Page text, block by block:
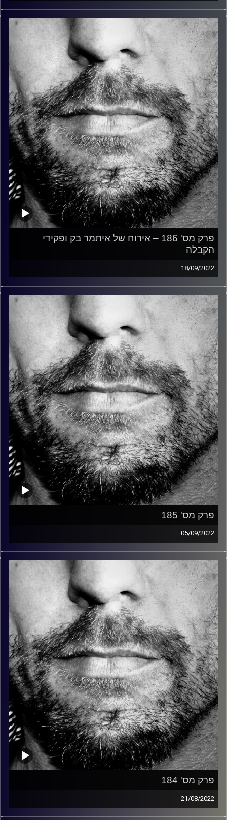
זיפים, מוזיקה מחוספסת של הופעות חיות. הרבה ג'אם, רוק,
בלוז, bluegrass, ג'אז, Fאנק, פרוגרסיב ואפילו אלקטרוניקה.
כל מה שחי, אמיתי ונושם.
עם שמוליק רגב.
קרדיט תמונות: David Goehring
פרק מס' 186 – אירוח של איתמר בק ופקידי
הקבלה
18/09/2022
זיפים, מוזיקה מחוספסת של הופעות חיות. הרבה ג'אם, רוק,
בלוז, bluegrass, ג'אז, Fאנק, פרוגרסיב ואפילו אלקטרוניקה.
כל מה שחי, אמיתי ונושם.
עם שמוליק רגב.
קרדיט תמונות: David Goehring
פרק מס' 185
05/09/2022
זיפים, מוזיקה מחוספסת של הופעות חיות. הרבה ג'אם, רוק,
בלוז, bluegrass, ג'אז, Fאנק, פרוגרסיב ואפילו אלקטרוניקה.
כל מה שחי, אמיתי ונושם.
עם שמוליק רגב.
קרדיט תמונות: David Goehring
פרק מס' 184
21/08/2022
זיפים, מוזיקה מחוספסת של הופעות חיות. הרבה ג'אם, רוק,